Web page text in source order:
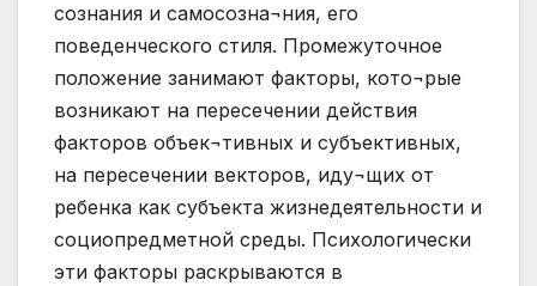
сознания и самосозна¬ния, его
поведенческого стиля. Промежуточное
положение занимают факторы, кото¬рые
возникают на пересечении действия
факторов объек¬тивных и субъективных,
на пересечении векторов, иду¬щих от
ребенка как субъекта жизнедеятельности и
социопредметной среды. Психологически
эти факторы раскрываются в